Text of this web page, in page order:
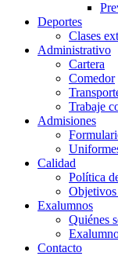
Deportes
Clases
Administrativo
Cartera
Comedor
Trabaje
Admisiones
Calidad
Política
Exalumnos
Quiénes
Contacto